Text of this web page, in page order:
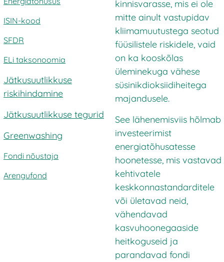
ISIN-kood
SFDR
ELi taksonoomia
Jätkusuutlikkuse
riskihindamine
Jätkusuutlikkuse tegurid
Greenwashing
Fondi nõustaja
Arengufond
kinnisvarasse, mis ei ole
mitte ainult vastupidav
kliimamuutustega seotud
füüsilistele riskidele, vaid
on ka kooskõlas
üleminekuga vähese
süsinikdioksiidiheitega
majandusele.
See lähenemisviis hõlmab
investeerimist
energiatõhusatesse
hoonetesse, mis vastavad
kehtivatele
keskkonnastandarditele
või ületavad neid,
vähendavad
kasvuhoonegaaside
heitkoguseid ja
parandavad fondi